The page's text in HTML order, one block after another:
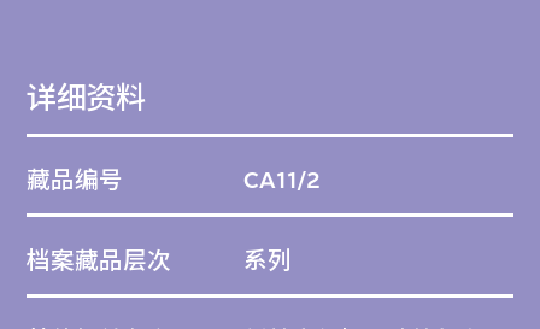
详细资料
藏品编号 CA11/2
档案藏品层次 系列